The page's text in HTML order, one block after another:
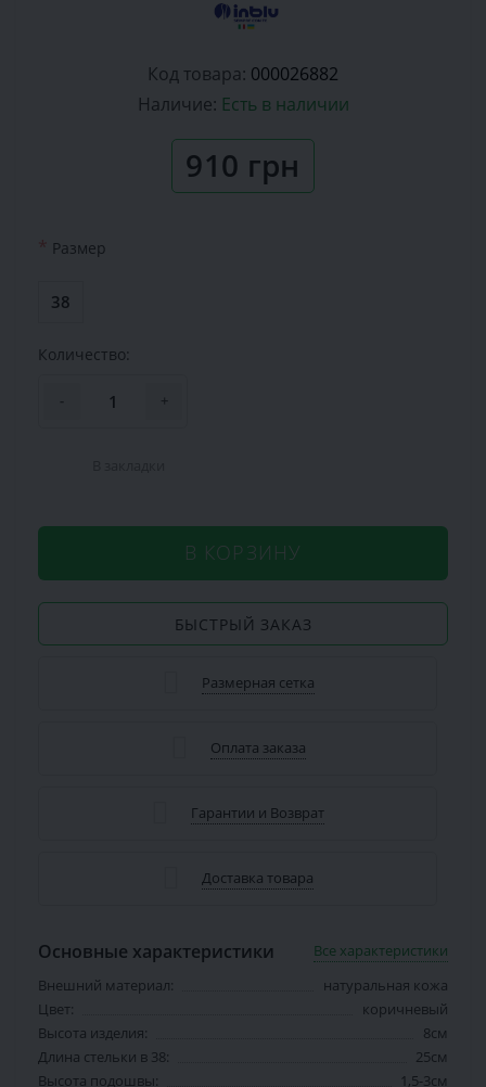
Код товара: 000026882
Наличие: Есть в наличии
910 грн
* Размер
38
Количество:
- +
В КОРЗИНУ
БЫСТРЫЙ ЗАКАЗ
Размерная сетка
Оплата заказа
Гарантии и Возврат
Доставка товара
Основные характеристики
Все характеристики
Внешний материал:
натуральная кожа
Цвет:
коричневый
Высота изделия:
8см
Длина стельки в 38:
25см
Высота подошвы:
1,5-3см